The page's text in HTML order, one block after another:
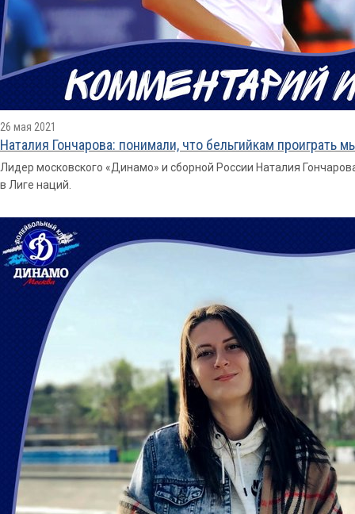
26 мая 2021
Наталия Гончарова: понимали, что бельгийкам проиграть
Лидер московского «Динамо» и сборной России Наталия
в Лиге наций.